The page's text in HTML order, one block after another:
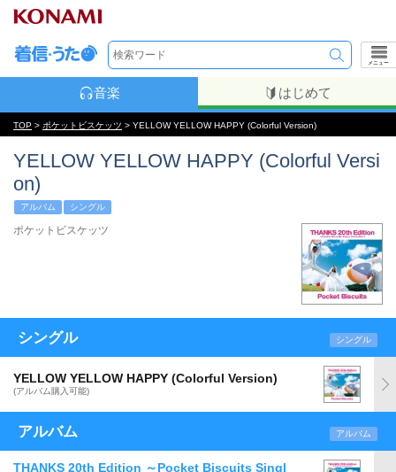
メニュー
音楽 はじめて
TOP > ポケットビスケッツ > YELLOW YELLOW HAPPY (Colorful Version)
YELLOW YELLOW HAPPY (Colorful Versi
on)
アルバム シングル
ポケットビスケッツ
シングル シングル
YELLOW YELLOW HAPPY (Colorful Version)
(アルバム購入可能)
アルバム アルバム
THANKS 20th Edition ～Pocket Biscuits Singl